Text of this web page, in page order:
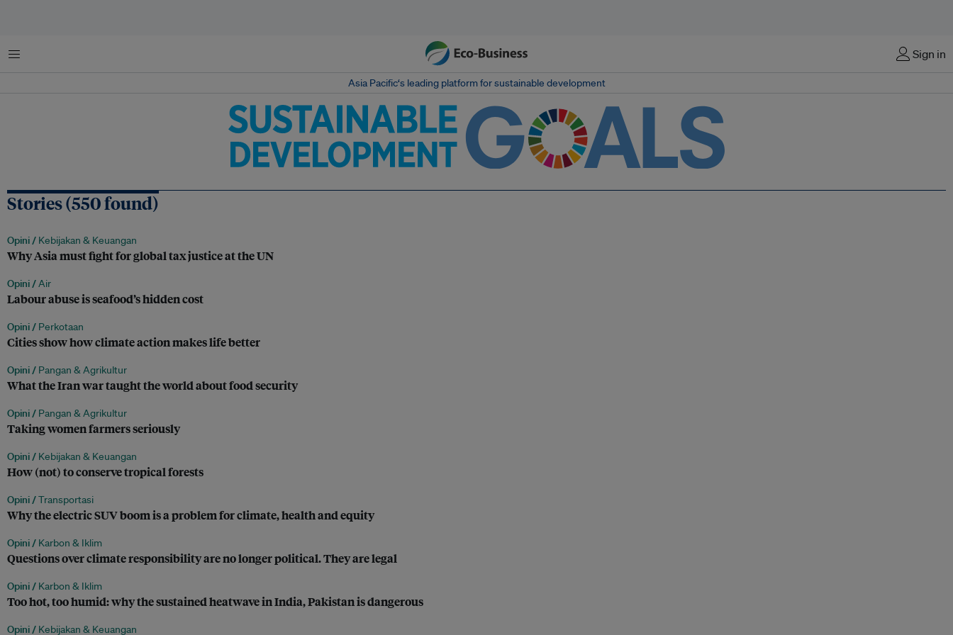
Menu Sign in
Asia Pacific‘s leading platform for sustainable development
Stories (550 found)
Opini / Kebijakan & Keuangan
Why Asia must fight for global tax justice at the UN
Opini /Air
Labour abuse is seafood’s hidden cost
Opini / Perkotaan
Cities show how climate action makes life better
Opini / Pangan & Agrikultur
What the Iran war taught the world about food security
Opini / Pangan & Agrikultur
Taking women farmers seriously
Opini / Kebijakan & Keuangan
How (not) to conserve tropical forests
Opini /Transportasi
Why the electric SUV boom is a problem for climate, health and equity
Opini / Karbon & Iklim
Questions over climate responsibility are no longer political. They are legal
Opini / Karbon & Iklim
Too hot, too humid: why the sustained heatwave in India, Pakistan is dangerous
Opini / Kebijakan & Keuangan